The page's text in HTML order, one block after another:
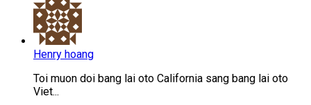
Henry hoang
Toi muon doi bang lai oto California sang bang lai oto
Viet...